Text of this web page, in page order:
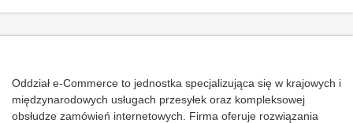
Oddział e-Commerce to jednostka specjalizująca się w krajowych i
międzynarodowych usługach przesyłek oraz kompleksowej
obsłudze zamówień internetowych. Firma oferuje rozwiązania